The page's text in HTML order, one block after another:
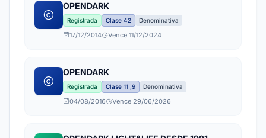
OPENDARK
Registrada Clase 42 Denominativa
17/12/2014 Vence 11/12/2024
OPENDARK
Registrada Clase 11 ,9 Denominativa
04/08/2016 Vence 29/06/2026